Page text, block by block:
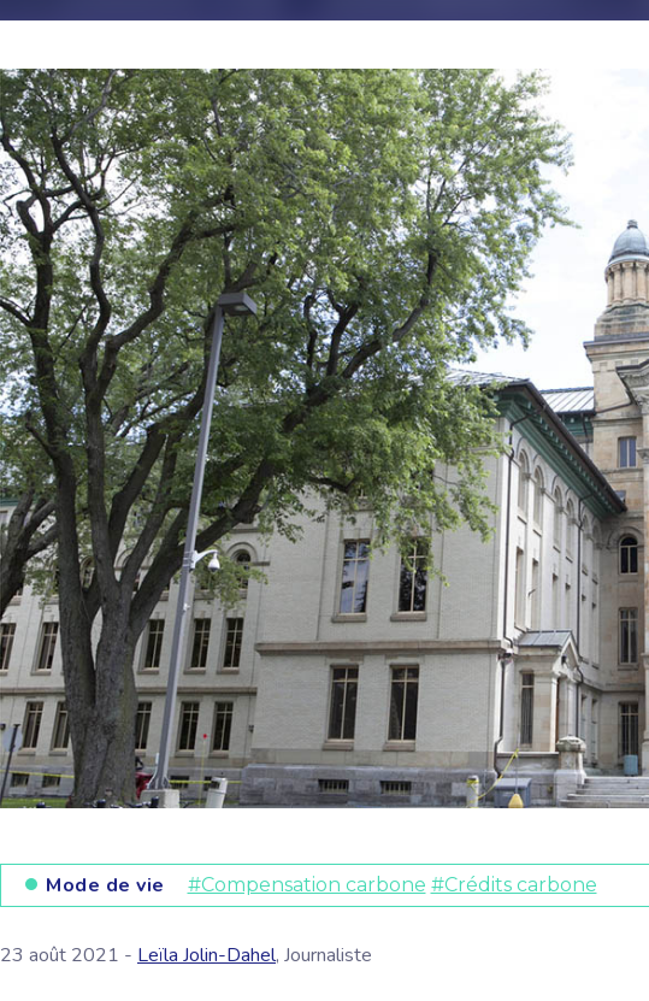
Mode de vie #Compensation carbone #Crédits carbone
23 août 2021 - Leïla Jolin-Dahel, Journaliste